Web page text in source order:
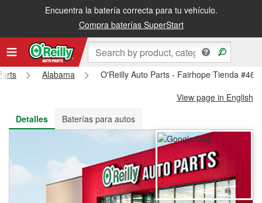
Encuentra la batería correcta para tu vehículo.
Compra baterías SuperStart
Recibe tu orden gratis al día siguiente o recógela en la tienda
Alabama
O'Reilly Auto Parts - Fairhope Tienda
View page in English
Detalles
Baterías para autos